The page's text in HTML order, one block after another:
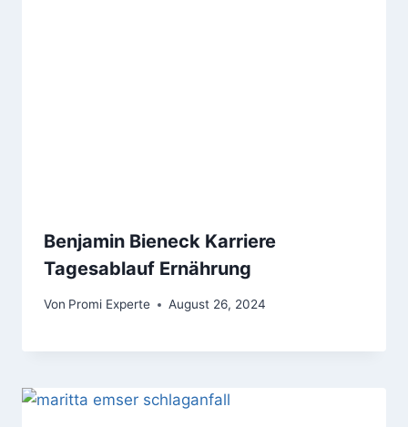
Benjamin Bieneck Karriere
Tagesablauf Ernährung
Von Promi Experte August 26, 2024